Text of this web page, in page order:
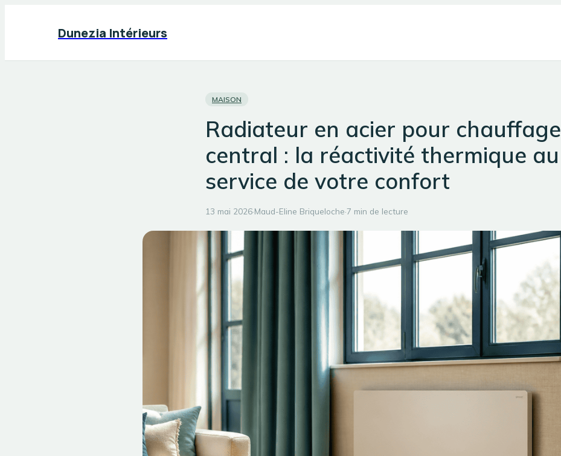
Dunezia Intérieurs
MAISON
Radiateur en acier pour chauffage
central : la réactivité thermique au
service de votre confort
13 mai 2026·Maud-Eline Briqueloche·7 min de lecture